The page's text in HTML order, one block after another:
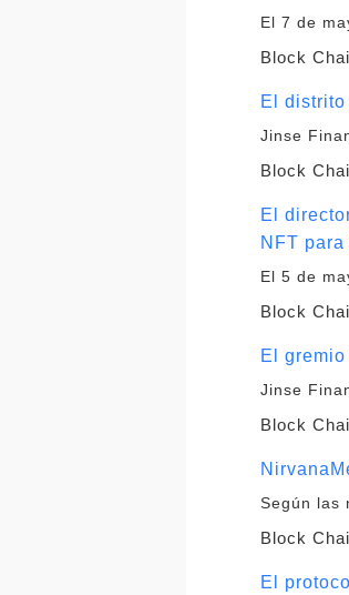
El 7 de
Block
El
Jinse
Block
El
NFT para
El 5 de
Block
El
Jinse
Block
Según las
Block
El